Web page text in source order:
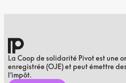
La Coop de solidarité Pivot est une
enregistrée (OJE) et peut émettre
l’impôt.